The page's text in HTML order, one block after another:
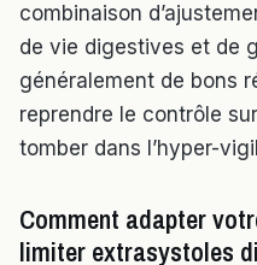
combinaison
de vie digestives et de
généralement de bons
reprendre le contrôle
tomber dans l’hyper-
Comment adapter
limiter extrasystoles